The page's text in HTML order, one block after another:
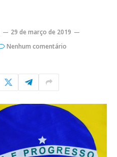
29 de março de 2019
Nenhum comentário